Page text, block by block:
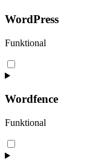
google-
analytics
WordPress
Funktional
Consent
to
wordpress
Wordfence
Funktional
Consent
to